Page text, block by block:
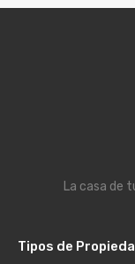
La casa de
Tipos de